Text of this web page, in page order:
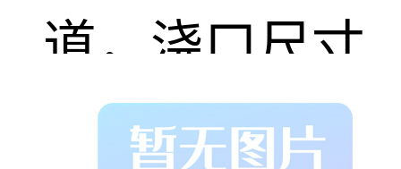
道，浇口尺寸
应比使用常规